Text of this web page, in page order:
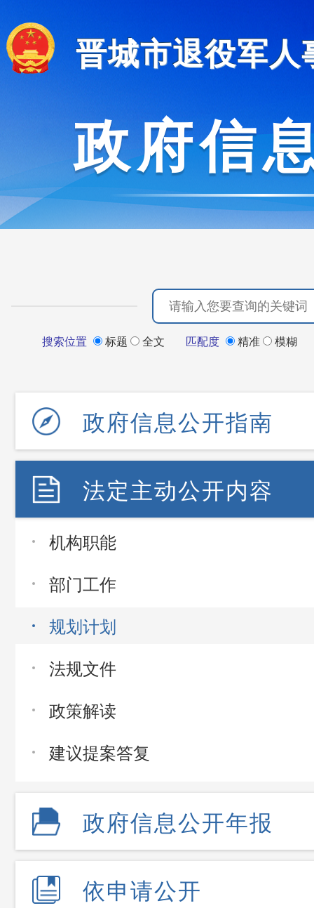
晋城市退役军人
政府信
搜索位置 标题 全文 匹配度 精准 模糊
政府信息公开指南
法定主动公开内容
机构职能
部门工作
规划计划
法规文件
政策解读
建议提案答复
政府信息公开年报
依申请公开